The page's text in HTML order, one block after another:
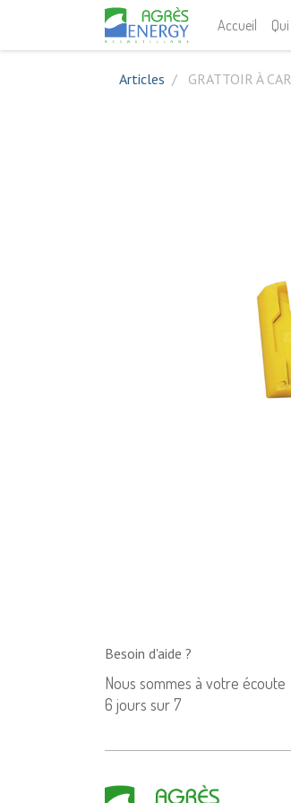
Accueil
Articles GRATTOIR À
Besoin d'aide ?
Nous sommes à votre écoute
6 jours sur 7